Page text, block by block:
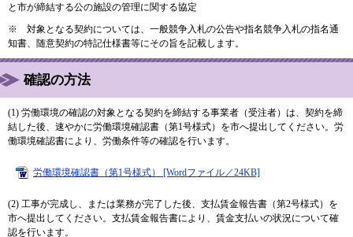
と市が締結する公の施設の管理に関する協定
※ 対象となる契約については、一般競争入札の公告や指名競争入札の指名通
知書、随意契約の特記仕様書等にその旨を記載します。
確認の方法
(1) 労働環境の確認の対象となる契約を締結する事業者（受注者）は、契約を締
結した後、速やかに労働環境確認書（第1号様式）を市へ提出してください。労
働環境確認書により、労働条件等の確認を行います。
労働環境確認書（第1号様式） [Wordファイル／24KB]
(2) 工事が完成し、または業務が完了した後、支払賃金報告書（第2号様式）を
市へ提出してください。支払賃金報告書により、賃金支払いの状況について確
認を行います。